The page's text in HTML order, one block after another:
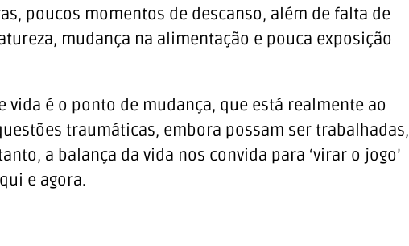
poucos momentos de descanso, além de falta de
mudança na alimentação e pouca exposição
vida é o ponto de mudança, que está realmente ao
traumáticas, embora possam ser trabalhadas,
a balança da vida nos convida para ‘virar o jogo’
e agora.